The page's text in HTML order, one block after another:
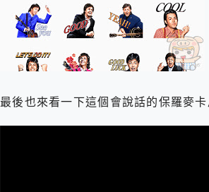
最後也來看一下這個會說話的保羅麥